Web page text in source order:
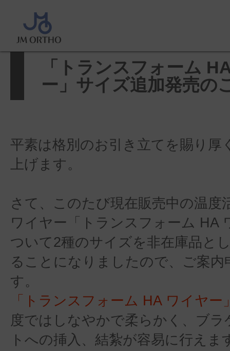
ホーム
ーム HA ワイヤー」サイズ追加発売のご
「トランスフォーム
ー」サイズ追加発売の
平素は格別のお引き立てを賜り厚
上げます。
さて、このたび現在販売中の温度
ワイヤー「トランスフォーム HA
ついて2種のサイズを非在庫品と
ることになりましたので、ご案内
す。
「トランスフォーム HA ワイヤー
度ではしなやかで柔らかく、ブラ
トへの挿入、結紮が容易に行えま